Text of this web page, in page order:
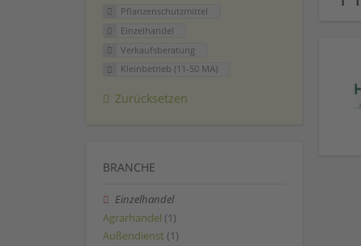
Pflanzenschutzmittel
Einzelhandel
Verkaufsberatung
Kleinbetrieb (11-50 MA)
Zurücksetzen
BRANCHE
Einzelhandel
Agrarhandel (1)
Außendienst (1)